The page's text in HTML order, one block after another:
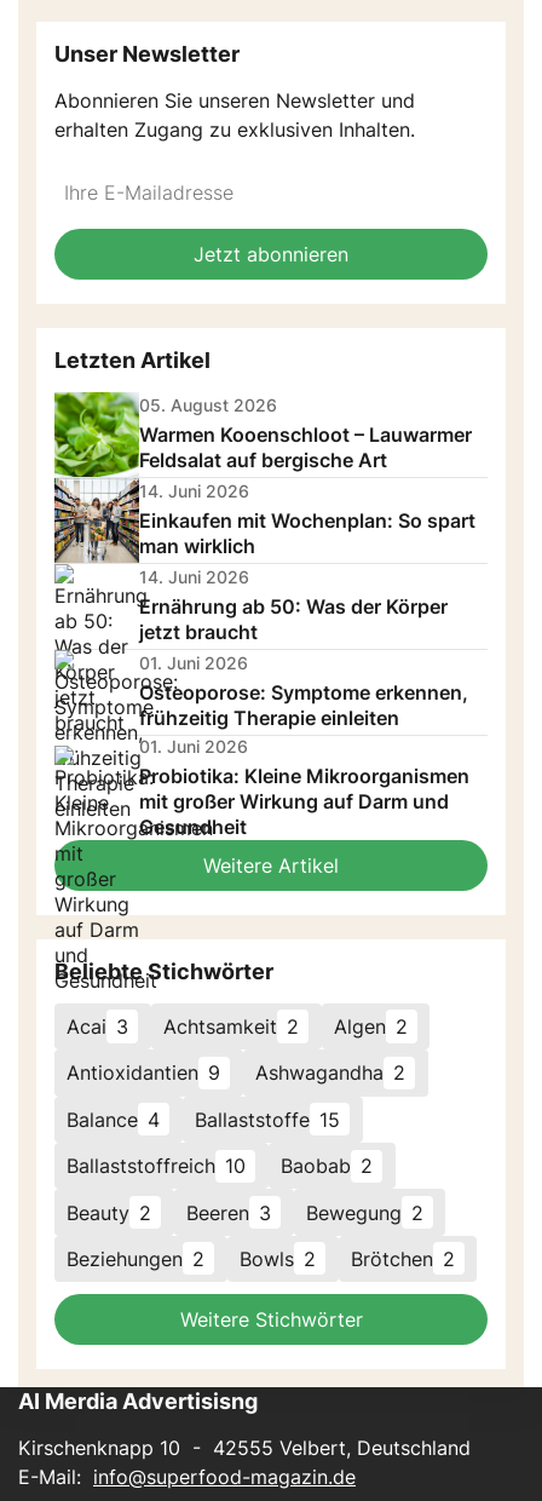
Unser Newsletter
Abonnieren Sie unseren Newsletter und
erhalten Zugang zu exklusiven Inhalten.
Do
fill
this
*Ihre
Mailadresse:
Jetzt abonnieren
Letzten Artikel
05. August 2026
Warmen Kooenschloot – Lauwarmer
Feldsalat auf bergische Art
14. Juni 2026
Einkaufen mit Wochenplan: So spart
man wirklich
14. Juni 2026
Ernährung ab 50: Was der Körper
jetzt braucht
01. Juni 2026
Osteoporose: Symptome erkennen,
frühzeitig Therapie einleiten
01. Juni 2026
Probiotika: Kleine Mikroorganismen
mit großer Wirkung auf Darm und
Gesundheit
Weitere Artikel
Beliebte Stichwörter
Acai 3 Achtsamkeit 2 Algen 2
Antioxidantien 9 Ashwagandha 2
Balance 4 Ballaststoffe 15
Ballaststoffreich 10 Baobab 2
Beauty 2 Beeren 3 Bewegung 2
Beziehungen 2 Bowls 2 Brötchen 2
Weitere Stichwörter
AI Merdia Advertisisng
Kirschenknapp 10 - 42555 Velbert, Deutschland
E-Mail: info@superfood-magazin.de